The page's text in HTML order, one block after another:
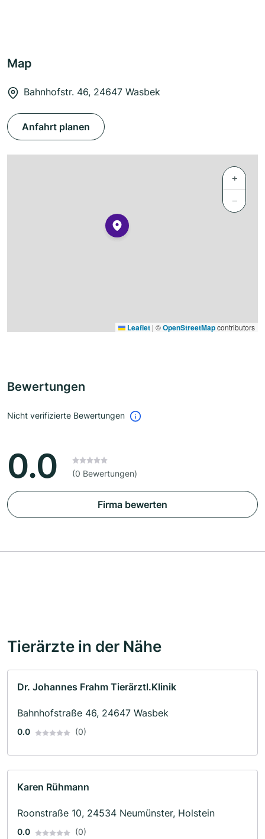
Map
Bahnhofstr. 46, 24647 Wasbek
Anfahrt planen
+
−
Leaflet | ©OpenStreetMapcontributors
Bewertungen
Nicht verifizierte Bewertungen
0.0 (0 Bewertungen)
Firma bewerten
Tierärzte in der Nähe
Dr. Johannes Frahm Tierärztl.Klinik
Bahnhofstraße 46, 24647 Wasbek
0.0 (0)
Karen Rühmann
Roonstraße 10, 24534 Neumünster, Holstein
0.0 (0)